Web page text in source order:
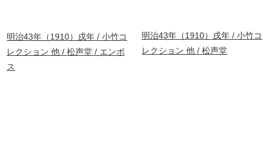
明治43年（1910）戌年
小竹コ
レクション 他
松声堂
エンボ
ス
明治43年（1910）戌年
小竹コ
レクション 他
松声堂